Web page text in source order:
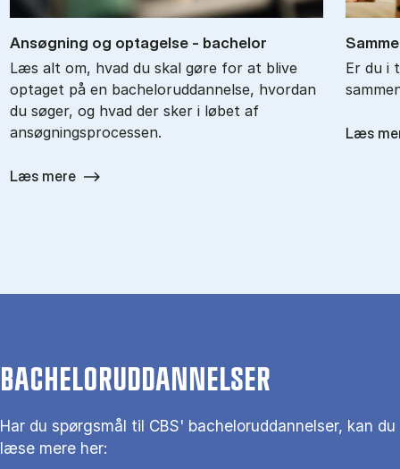
An­søg­ning og op­ta­gel­se - ba­chel­or
Læs alt om, hvad du skal gøre for at blive
optaget på en bacheloruddannelse, hvordan
du søger, og hvad der sker i løbet af
ansøgningsprocessen.
Læs mere
Er du i
Læs
BACHELORUDDANNELSER
Har du spørgsmål til CBS' bacheloruddannelser, kan du
læse mere her: